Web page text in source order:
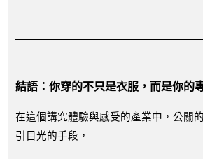
結語：你穿的不只是衣服，而是你的
在這個講究體驗與感受的產業中，公關
引目光的手段，